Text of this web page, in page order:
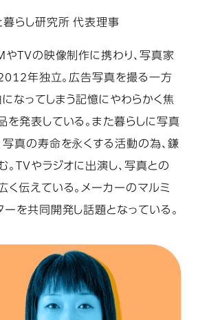
暮らし研究所 代表理事
TVの映像制作に携わり、写真家
年独立。広告写真を撮る一方
になってしまう記憶にやわらかく焦
を発表している。また暮らしに写真
写真の寿命を永くする活動の為、鎌
。TVやラジオに出演し、写真との
く伝えている。メーカーのマルミ
ーを共同開発し話題となっている。